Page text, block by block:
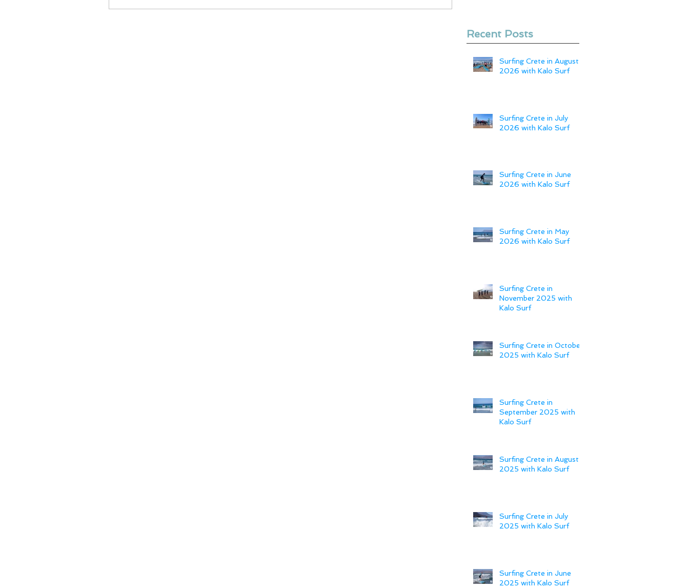
Recent Posts
Surfing Crete in August
2026 with Kalo Surf
Surfing Crete in July
2026 with Kalo Surf
Surfing Crete in June
2026 with Kalo Surf
Surfing Crete in May
2026 with Kalo Surf
Surfing Crete in
November 2025 with
Kalo Surf
Surfing Crete in October
2025 with Kalo Surf
Surfing Crete in
September 2025 with
Kalo Surf
Surfing Crete in August
2025 with Kalo Surf
Surfing Crete in July
2025 with Kalo Surf
Surfing Crete in June
2025 with Kalo Surf